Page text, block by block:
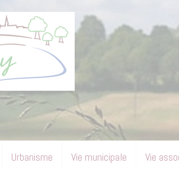
Urbanisme Vie municipale Vie